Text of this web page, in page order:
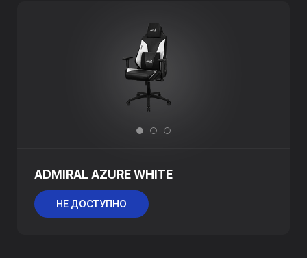
ADMIRAL AZURE WHITE
НЕ ДОСТУПНО